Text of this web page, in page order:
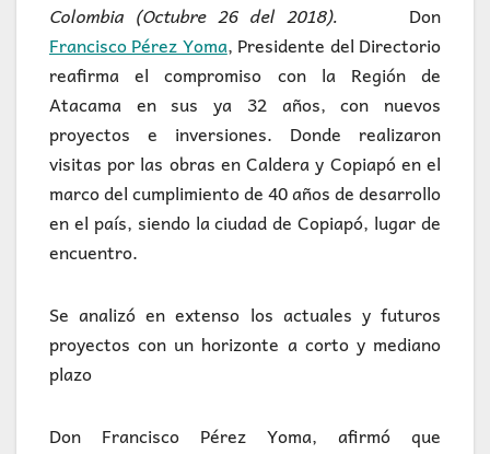
Colombia (Octubre 26 del 2018). Don
Francisco Pérez Yoma, Presidente del Directorio
reafirma el compromiso con la Región de
Atacama en sus ya 32 años, con nuevos
proyectos e inversiones. Donde realizaron
visitas por las obras en Caldera y Copiapó en el
marco del cumplimiento de 40 años de desarrollo
en el país, siendo la ciudad de Copiapó, lugar de
encuentro.
Se analizó en extenso los actuales y futuros
proyectos con un horizonte a corto y mediano
plazo
Don Francisco Pérez Yoma, afirmó que